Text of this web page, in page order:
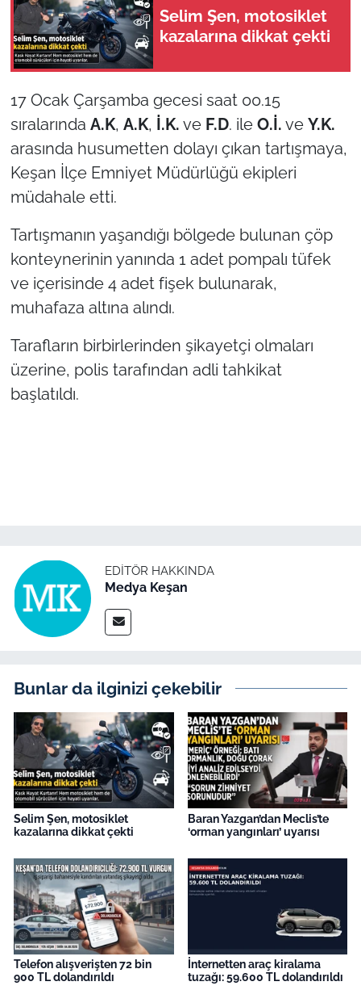
Selim Şen, motosiklet
kazalarına dikkat çekti
17 Ocak Çarşamba gecesi saat 00.15
sıralarında A.K, A.K, İ.K. ve F.D. ile O.İ. ve Y.K.
arasında husumetten dolayı çıkan tartışmaya,
Keşan İlçe Emniyet Müdürlüğü ekipleri
müdahale etti.
Tartışmanın yaşandığı bölgede bulunan çöp
konteynerinin yanında 1 adet pompalı tüfek
ve içerisinde 4 adet fişek bulunarak,
muhafaza altına alındı.
Tarafların birbirlerinden şikayetçi olmaları
üzerine, polis tarafından adli tahkikat
başlatıldı.
EDITÖR HAKKINDA
Medya Keşan
Bunlar da ilginizi çekebilir
Selim Şen, motosiklet
kazalarına dikkat çekti
Baran Yazgan’dan Meclis’te
‘orman yangınları’ uyarısı
Telefon alışverişten 72 bin
900 TL dolandırıldı
İnternetten araç kiralama
tuzağı: 59.600 TL dolandırıldı
TEKİRDAĞ
KIRKLARELİ
ÇANAKKALE
TÜRKİYE
Bölge
Güvenlik
Genel
Flaş Haber
Dış Haberler
English News
Canlı Maç
Genel-A
Gündem-Eğitim